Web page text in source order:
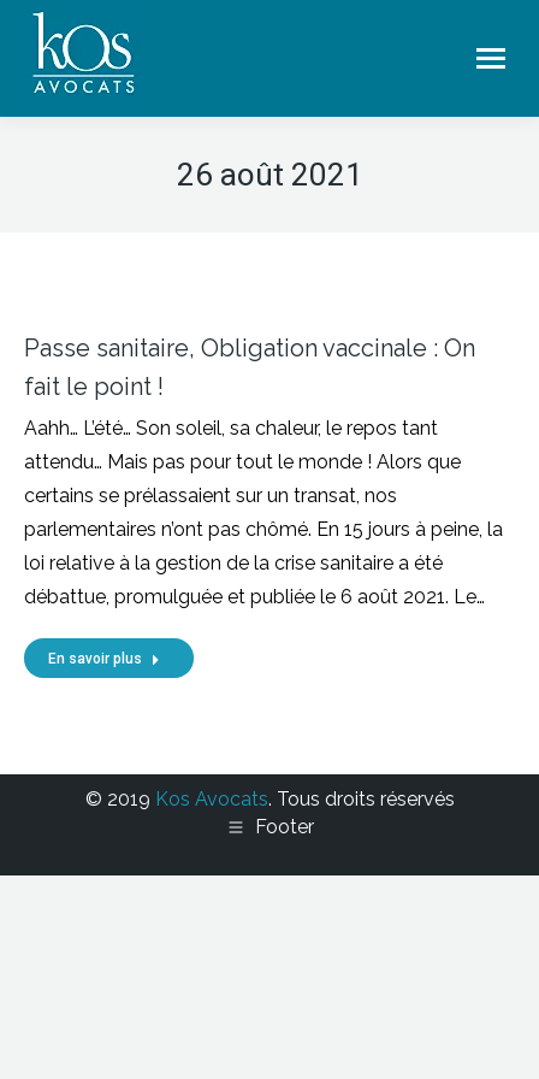
26 août 2021
Passe sanitaire, Obligation vaccinale : On
fait le point !
Aahh… L’été… Son soleil, sa chaleur, le repos tant
attendu… Mais pas pour tout le monde ! Alors que
certains se prélassaient sur un transat, nos
parlementaires n’ont pas chômé. En 15 jours à peine, la
loi relative à la gestion de la crise sanitaire a été
débattue, promulguée et publiée le 6 août 2021. Le…
En savoir plus
© 2019 Kos Avocats. Tous droits réservés
Footer